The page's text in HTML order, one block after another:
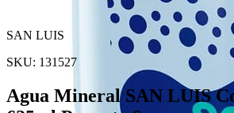
SAN LUIS
SKU: 131527
Agua Mineral SAN LUIS